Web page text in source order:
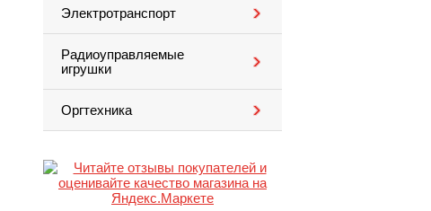
Электротранспорт
Радиоуправляемые
игрушки
Оргтехника